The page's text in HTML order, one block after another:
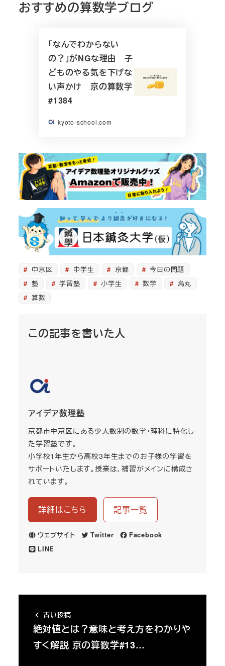
おすすめの算数学ブログ
「なんでわからない
の？」がNGな理由 子
どものやる気を下げな
い声かけ 京の算数学
#1384
kyoto-school.com
中京区 中学生 京都
今日の問題
塾
学習塾 小学生 数学
烏丸
算数
この記事を書いた人
アイデア数理塾
京都市中京区にある少人数制の数学・理科に特化し
た学習塾です。
小学校1年生から高校3年生までのお子様の学習を
サポートいたします。授業は、補習がメインに構成さ
れています。
詳細はこちら 記事一覧
ウェブサイト Twitter
Facebook
LINE
古い投稿
絶対値とは？意味と考え方をわかりや
すく解説 京の算数学#13…